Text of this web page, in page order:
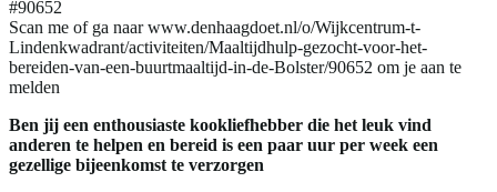
#90652
Scan me of ga naar www.denhaagdoet.nl/o/Wijkcentrum-t-
Lindenkwadrant/activiteiten/Maaltijdhulp-gezocht-voor-het-
bereiden-van-een-buurtmaaltijd-in-de-Bolster/90652 om je aan te
melden
Ben jij een enthousiaste kookliefhebber die het leuk vind
anderen te helpen en bereid is een paar uur per week een
gezellige bijeenkomst te verzorgen